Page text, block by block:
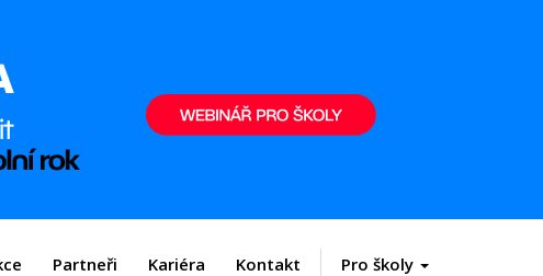
Partneři Kariéra Kontakt Pro školy